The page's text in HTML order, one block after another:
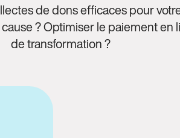
de dons efficaces pour
? Optimiser le paiement en
de transformation ?